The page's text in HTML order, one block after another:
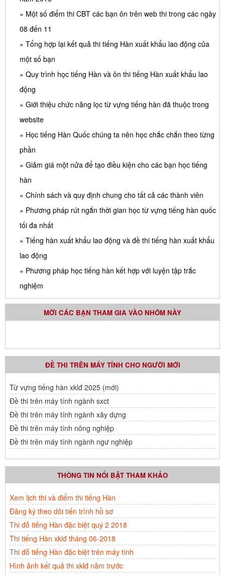
» Một số điểm thi CBT các bạn ôn trên web thi trong các ngày
08 đến 11
» Tổng hợp lại kết quả thi tiếng Hàn xuất khẩu lao động của
một số bạn
» Quy trình học tiếng Hàn và ôn thi tiếng Hàn xuất khẩu lao
động
» Giới thiệu chức năng lọc từ vựng tiếng hàn đã thuộc trong
website
» Học tiếng Hàn Quốc chúng ta nên học chắc chắn theo từng
phần
» Giảm giá một nửa để tạo điều kiện cho các bạn học tiếng
hàn
» Chính sách và quy định chung cho tất cả các thành viên
» Phương pháp rút ngắn thời gian học từ vựng tiếng hàn quốc
tối đa nhất
» Tiếng hàn xuất khẩu lao động và đề thi tiếng hàn xuất khẩu
lao động
» Phương pháp học tiếng hàn kết hợp với luyện tập trắc
nghiệm
MỜI CÁC BẠN THAM GIA VÀO NHÓM NÀY
ĐỀ THI TRÊN MÁY TÍNH CHO NGƯỜI MỚI
Từ vựng tiếng hàn xklđ 2025 (mới)
Đề thi trên máy tính ngành sxct
Đề thi trên máy tính ngành xây dựng
Đề thi trên máy tính nông nghiệp
Đề thi trên máy tính ngành ngư nghiệp
THÔNG TIN NỔI BẬT THAM KHẢO
Xem lịch thi và điểm thi tiếng Hàn
Đăng ký theo dõi tiến trình hồ sơ
Thi đỗ tiếng Hàn đặc biệt quý 2 2018
Thi tiếng Hàn xklđ tháng 06-2018
Thi đỗ tiếng Hàn đặc biệt trên máy tính
Hình ảnh kết quả thi xklđ năm trước